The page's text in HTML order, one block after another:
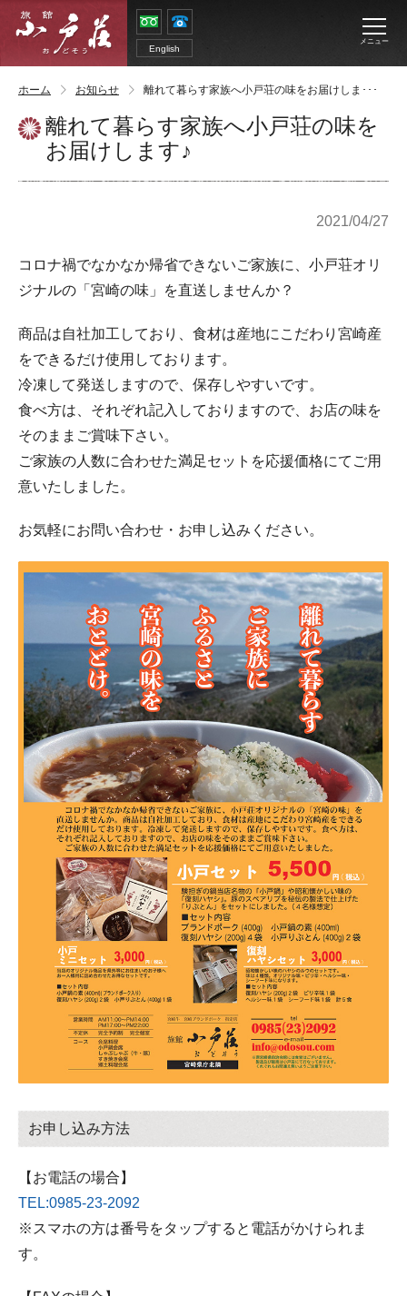
English
メニュー
ホーム お知らせ 離れて暮らす家族へ小戸荘の味をお届けしま･･･
離れて暮らす家族へ小戸荘の味を
お届けします♪
2021/04/27
コロナ禍でなかなか帰省できないご家族に、 小戸荘オリ
ジナルの「宮崎の味」を直送 しませんか？
商品は自社加工 しており、食材は産地にこだわり宮崎産
をできるだけ使用しております。
冷凍して発送 しますので、保存しやすいです。
食べ方は、それぞれ記入しておりますので、お店の味を
そのままご賞味下さい。
ご家族の人数に合わせた満足セットを応援価格にてご用
意いたしました。
お気軽にお問い合わせ・お申し込みください。
お申し込み方法
【お電話の場合】
TEL:0985-23-2092
※スマホの方は番号をタップすると電話がかけられま
す。